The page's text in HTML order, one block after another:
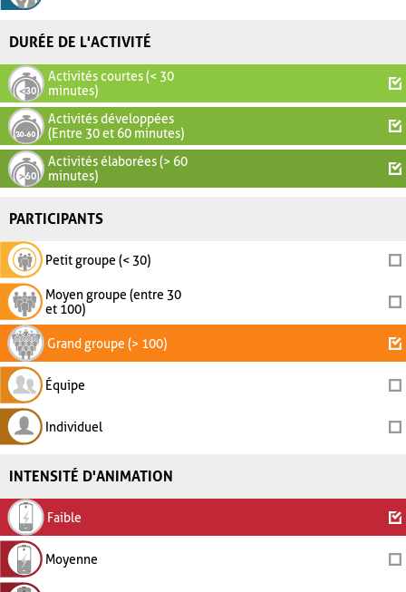
DURÉE DE L'ACTIVITÉ
Activités courtes (< 30
minutes)
Activités développées
(Entre 30 et 60 minutes)
Activités élaborées (> 60
minutes)
PARTICIPANTS
Petit groupe (< 30)
Moyen groupe (entre 30
et 100)
Grand groupe (> 100)
Équipe
Individuel
INTENSITÉ D'ANIMATION
Faible
Moyenne